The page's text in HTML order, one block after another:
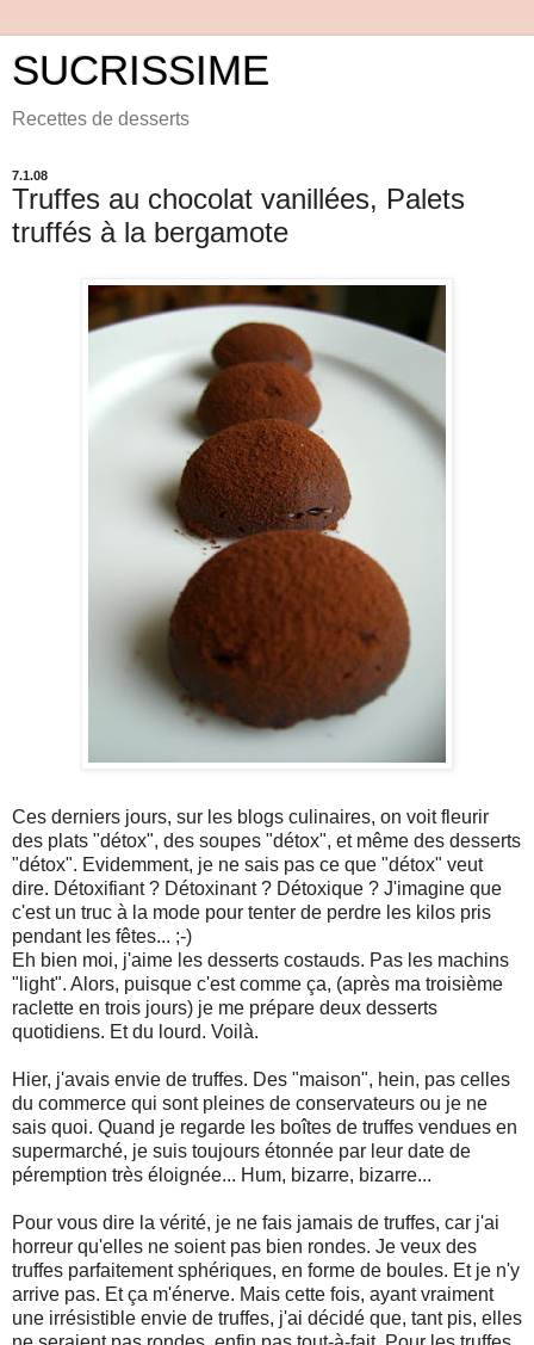
SUCRISSIME
Recettes de desserts
7.1.08
Truffes au chocolat vanillées, Palets
truffés à la bergamote
Ces derniers jours, sur les blogs culinaires, on voit fleurir
des plats "détox", des soupes "détox", et même des desserts
"détox". Evidemment, je ne sais pas ce que "détox" veut
dire. Détoxifiant ? Détoxinant ? Détoxique ? J'imagine que
c'est un truc à la mode pour tenter de perdre les kilos pris
pendant les fêtes... ;-)
Eh bien moi, j'aime les desserts costauds. Pas les machins
"light". Alors, puisque c'est comme ça, (après ma troisième
raclette en trois jours) je me prépare deux desserts
quotidiens. Et du lourd. Voilà.
Hier, j'avais envie de truffes. Des "maison", hein, pas celles
du commerce qui sont pleines de conservateurs ou je ne
sais quoi. Quand je regarde les boîtes de truffes vendues en
supermarché, je suis toujours étonnée par leur date de
péremption très éloignée... Hum, bizarre, bizarre...
Pour vous dire la vérité, je ne fais jamais de truffes, car j'ai
horreur qu'elles ne soient pas bien rondes. Je veux des
truffes parfaitement sphériques, en forme de boules. Et je n'y
arrive pas. Et ça m'énerve. Mais cette fois, ayant vraiment
une irrésistible envie de truffes, j'ai décidé que, tant pis, elles